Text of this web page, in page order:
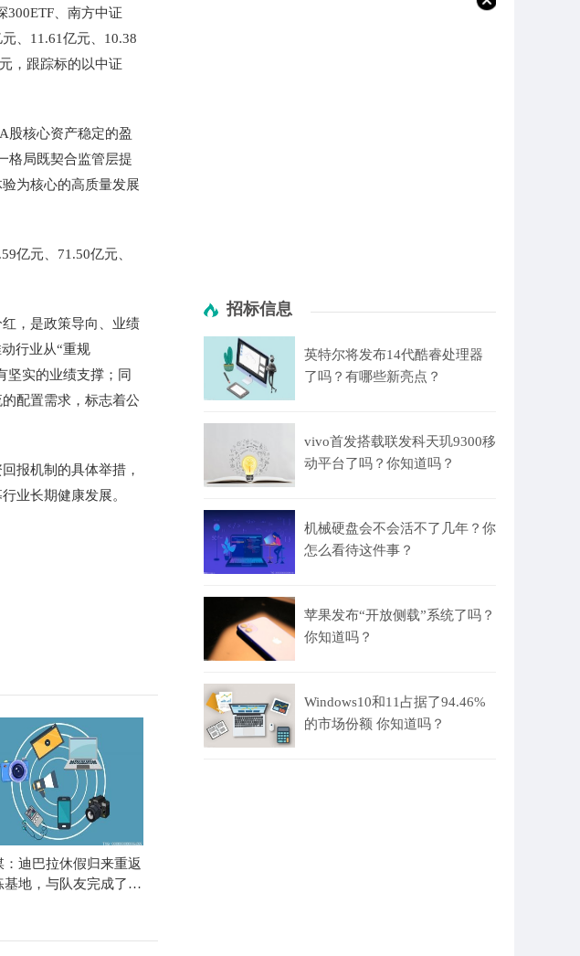
300ETF、南方中证
、11.61亿元、10.38
，跟踪标的以中证
股核心资产稳定的盈
格局既契合监管层提
为核心的高质量发展
亿元、71.50亿元、
，是政策导向、业绩
行业从“重规
坚实的业绩支撑；同
配置需求，标志着公
报机制的具体举措，
业长期健康发展。
：迪巴拉休假归来重返
基地，与队友完成了合
招标信息
英特尔将发布14代酷睿处理器
了吗？有哪些新亮点？
vivo首发搭载联发科天玑9300移
动平台了吗？你知道吗？
机械硬盘会不会活不了几年？你
怎么看待这件事？
苹果发布“开放侧载”系统了吗？
你知道吗？
Windows10和11占据了94.46%
的市场份额 你知道吗？